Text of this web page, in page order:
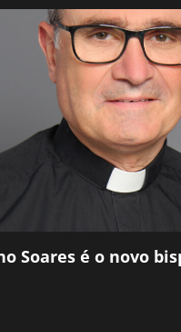
Soares é o novo